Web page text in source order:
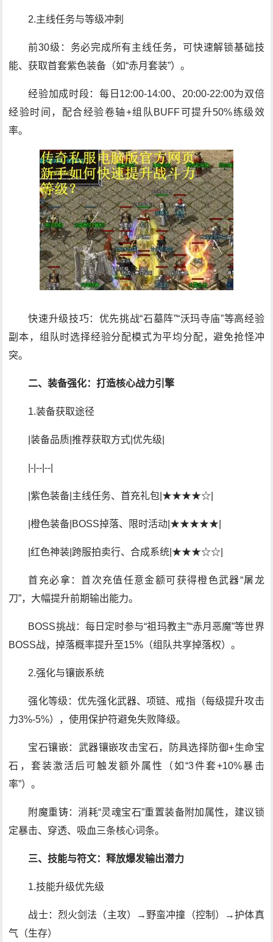
2.主线任务与等级冲刺
前30级：务必完成所有主线任务，可快速解锁基础技
能、获取首套紫色装备（如“赤月套装”）。
经验加成时段：每日12:00-14:00、20:00-22:00为双倍
经验时间，配合经验卷轴+组队BUFF可提升50%练级效
率。
快速升级技巧：优先挑战“石墓阵”“沃玛寺庙”等高经验
副本，组队时选择经验分配模式为平均分配，避免抢怪冲
突。
二、装备强化：打造核心战力引擎
1.装备获取途径
|装备品质|推荐获取方式|优先级|
|-|--|--|
|紫色装备|主线任务、首充礼包|★★★★☆|
|橙色装备|BOSS掉落、限时活动|★★★★★|
|红色神装|跨服拍卖行、合成系统|★★★☆☆|
首充必拿：首次充值任意金额可获得橙色武器“屠龙
刀”，大幅提升前期输出能力。
BOSS挑战：每日定时参与“祖玛教主”“赤月恶魔”等世界
BOSS战，掉落概率提升至15%（组队共享掉落权）。
2.强化与镶嵌系统
强化等级：优先强化武器、项链、戒指（每级提升攻击
力3%-5%），使用保护符避免失败降级。
宝石镶嵌：武器镶嵌攻击宝石，防具选择防御+生命宝
石，套装激活后可触发额外属性（如“3件套+10%暴击
率”）。
附魔重铸：消耗“灵魂宝石”重置装备附加属性，建议锁
定暴击、穿透、吸血三条核心词条。
三、技能与符文：释放爆发输出潜力
1.技能升级优先级
战士：烈火剑法（主攻）→野蛮冲撞（控制）→护体真
气（生存）